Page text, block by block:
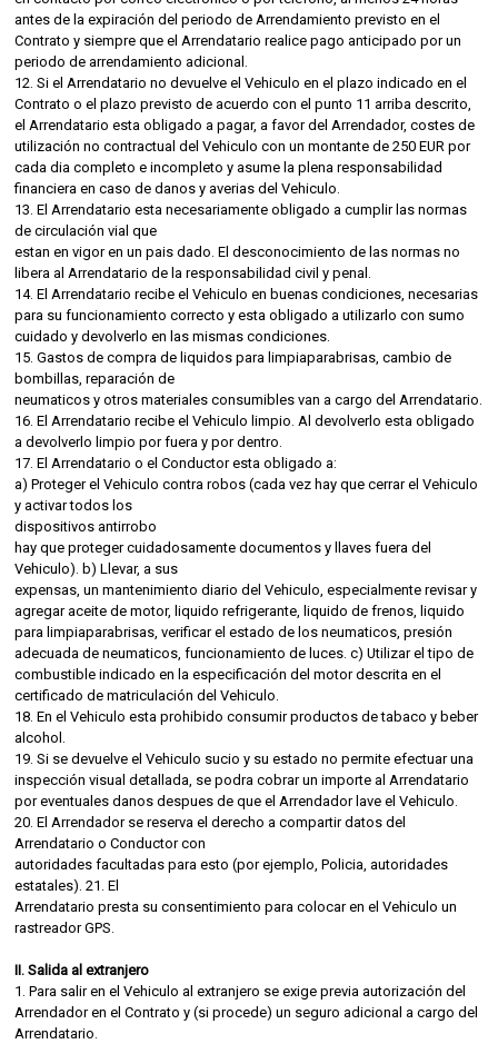
antes de la expiración del periodo de Arrendamiento previsto en el
Contrato y siempre que el Arrendatario realice pago anticipado por un
periodo de arrendamiento adicional.
12. Si el Arrendatario no devuelve el Vehiculo en el plazo indicado en el
Contrato o el plazo previsto de acuerdo con el punto 11 arriba descrito,
el Arrendatario esta obligado a pagar, a favor del Arrendador, costes de
utilización no contractual del Vehiculo con un montante de 250 EUR por
cada dia completo e incompleto y asume la plena responsabilidad
financiera en caso de danos y averias del Vehiculo.
13. El Arrendatario esta necesariamente obligado a cumplir las normas
de circulación vial que
estan en vigor en un pais dado. El desconocimiento de las normas no
libera al Arrendatario de la responsabilidad civil y penal.
14. El Arrendatario recibe el Vehiculo en buenas condiciones, necesarias
para su funcionamiento correcto y esta obligado a utilizarlo con sumo
cuidado y devolverlo en las mismas condiciones.
15. Gastos de compra de liquidos para limpiaparabrisas, cambio de
bombillas, reparación de
neumaticos y otros materiales consumibles van a cargo del Arrendatario.
16. El Arrendatario recibe el Vehiculo limpio. Al devolverlo esta obligado
a devolverlo limpio por fuera y por dentro.
17. El Arrendatario o el Conductor esta obligado a:
a) Proteger el Vehiculo contra robos (cada vez hay que cerrar el Vehiculo
y activar todos los
dispositivos antirrobo
hay que proteger cuidadosamente documentos y llaves fuera del
Vehiculo). b) Llevar, a sus
expensas, un mantenimiento diario del Vehiculo, especialmente revisar y
agregar aceite de motor, liquido refrigerante, liquido de frenos, liquido
para limpiaparabrisas, verificar el estado de los neumaticos, presión
adecuada de neumaticos, funcionamiento de luces. c) Utilizar el tipo de
combustible indicado en la especificación del motor descrita en el
certificado de matriculación del Vehiculo.
18. En el Vehiculo esta prohibido consumir productos de tabaco y beber
alcohol.
19. Si se devuelve el Vehiculo sucio y su estado no permite efectuar una
inspección visual detallada, se podra cobrar un importe al Arrendatario
por eventuales danos despues de que el Arrendador lave el Vehiculo.
20. El Arrendador se reserva el derecho a compartir datos del
Arrendatario o Conductor con
autoridades facultadas para esto (por ejemplo, Policia, autoridades
estatales). 21. El
Arrendatario presta su consentimiento para colocar en el Vehiculo un
rastreador GPS.
II. Salida al extranjero
1. Para salir en el Vehiculo al extranjero se exige previa autorización del
Arrendador en el Contrato y (si procede) un seguro adicional a cargo del
Arrendatario.